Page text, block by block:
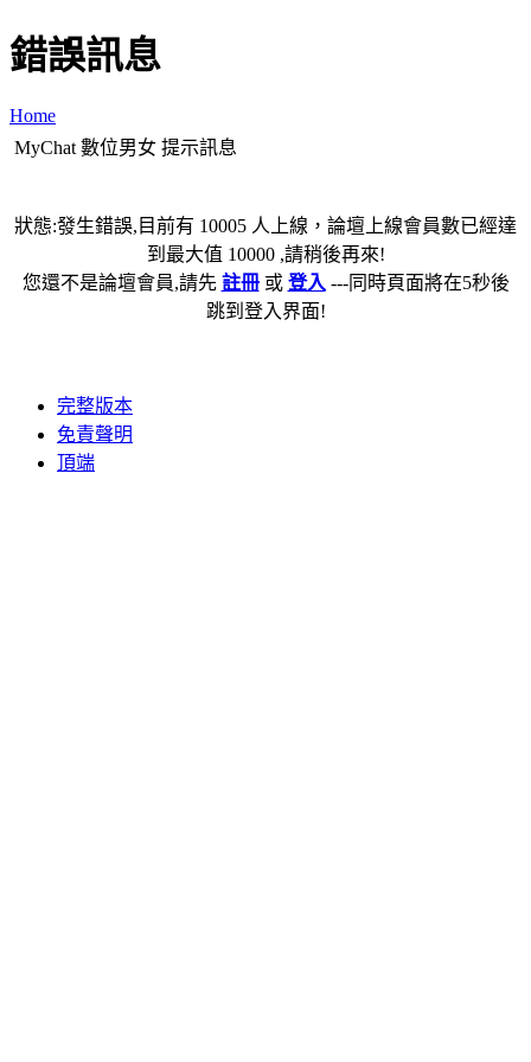
錯誤訊息
Home
MyChat 數位男女 提示訊息
狀態:發生錯誤,目前有 10005 人上線，論壇上線會員數已經達
到最大值 10000 ,請稍後再來!
您還不是論壇會員,請先 註冊或 登入 ---同時頁面將在5秒後
跳到登入界面!
完整版本
免責聲明
頂端